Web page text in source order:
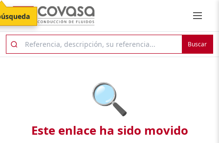
Buscar
🔍
Este enlace ha sido movido